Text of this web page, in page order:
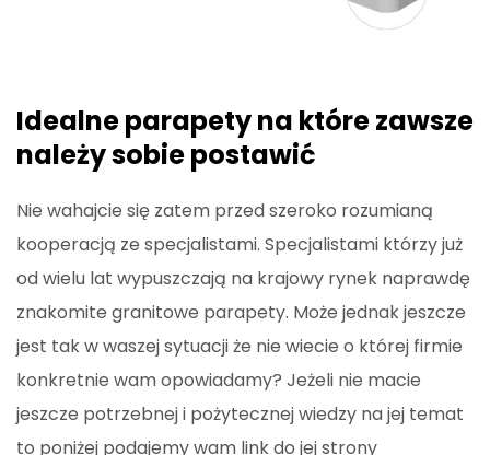
Idealne parapety na które zawsze
należy sobie postawić
Nie wahajcie się zatem przed szeroko rozumianą
kooperacją ze specjalistami. Specjalistami którzy już
od wielu lat wypuszczają na krajowy rynek naprawdę
znakomite granitowe parapety. Może jednak jeszcze
jest tak w waszej sytuacji że nie wiecie o której firmie
konkretnie wam opowiadamy? Jeżeli nie macie
jeszcze potrzebnej i pożytecznej wiedzy na jej temat
to poniżej podajemy wam link do jej strony